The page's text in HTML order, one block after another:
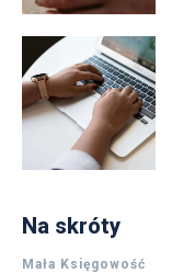
Na skróty
Mała Księgowość